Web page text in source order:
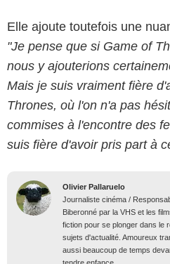
Elle ajoute toutefois une
"Je pense que si Game of
nous y ajouterions
Mais je suis vraiment fière
Thrones, où l'on n'a pas
commises à l'encontre des
suis fière d'avoir pris part à
Olivier Pallaruelo
Journaliste cinéma /
Biberonné par la VHS et les
fiction pour se plonger dans le
sujets d'actualité. Amoureux
aussi beaucoup de temps
tendre enfance.